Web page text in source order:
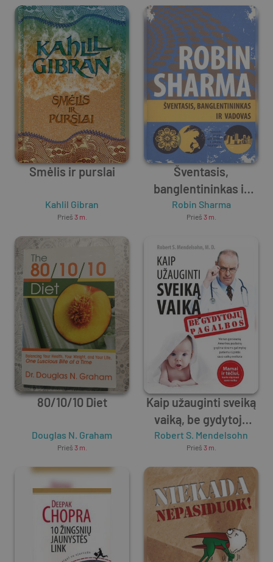
verslo išminties
ritualai
Smėlis ir purslai
Kahlil Gibran
Prieš 3 m.
Šventasis,
banglentininkas ir
vadovas
Robin Sharma
Prieš 3 m.
80/10/10 Diet
Douglas N. Graham
Prieš 3 m.
Kaip užauginti sveiką
vaiką, be gydytojų
pagalbos
Robert S. Mendelsohn
Prieš 3 m.